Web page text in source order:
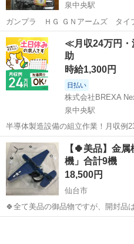
泉中央駅
ガンプラ ＨＧ ＧＮアームズ タイプＥ
台市泉区高森まで引き取りに来て頂ける
お問い合わせ下さい。 ＃ガンダムダブルオー #プラモデル #ガンダ
ム
宮城 仙台市 泉中央駅 模
≪月収24万円・
助
時給1,300円
日払い
株式会社BREXA
泉中央駅
半導体製造設備の組立作業！月収例
中中！社会保険完備！送迎あり！◎
備！作業着無償貸与◎食堂利用可★《宮
場のお仕事 ◇半導体製造設備...
宮城 泉中央駅 その他
【🍀美品】金
機」合計9機
18,500円
仙台市
🍀全て美品の御品物ですが、開封品
🍀機体は金属製の構造です！ ◆航空機×5機「内未開封1機」 ◆ヘリコ